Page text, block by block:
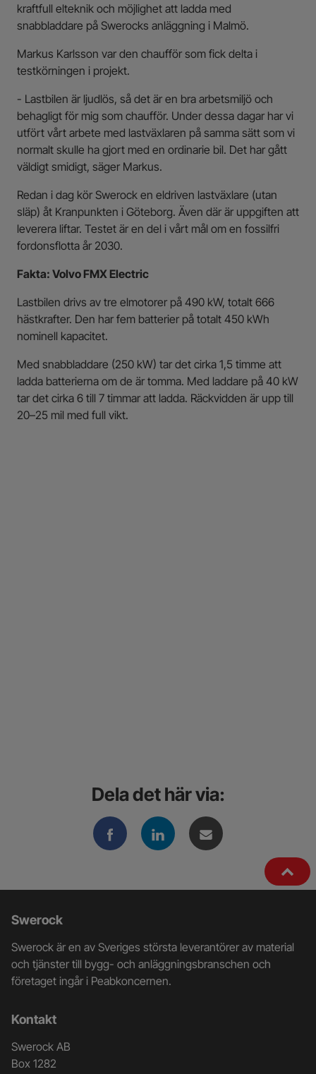
kraftfull elteknik och möjlighet att ladda med
snabbladdare på Swerocks anläggning i Malmö.
Markus Karlsson var den chaufför som fick delta i
testkörningen i projekt.
- Lastbilen är ljudlös, så det är en bra arbetsmiljö och
behagligt för mig som chaufför. Under dessa dagar har vi
utfört vårt arbete med lastväxlaren på samma sätt som vi
normalt skulle ha gjort med en ordinarie bil. Det har gått
väldigt smidigt, säger Markus.
Redan i dag kör Swerock en eldriven lastväxlare (utan
släp) åt Kranpunkten i Göteborg. Även där är uppgiften att
leverera liftar. Testet är en del i vårt mål om en fossilfri
fordonsflotta år 2030.
Fakta: Volvo FMX Electric
Lastbilen drivs av tre elmotorer på 490 kW, totalt 666
hästkrafter. Den har fem batterier på totalt 450 kWh
nominell kapacitet.
Med snabbladdare (250 kW) tar det cirka 1,5 timme att
ladda batterierna om de är tomma. Med laddare på 40 kW
tar det cirka 6 till 7 timmar att ladda. Räckvidden är upp till
20–­25 mil med full vikt.
Dela det här via:
Ytterligare
information
och
kontaktuppgifter
Swerock
Swerock är en av Sveriges största leverantörer av material
och tjänster till bygg- och anläggningsbranschen och
företaget ingår i Peabkoncernen.
Kontakt
Swerock AB
Box 1282